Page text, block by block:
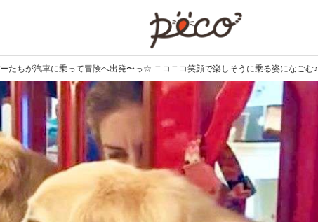
たちが汽車に乗って冒険へ出発〜っ☆ ニコニコ笑顔で楽しそうに乗る姿になごむ♪